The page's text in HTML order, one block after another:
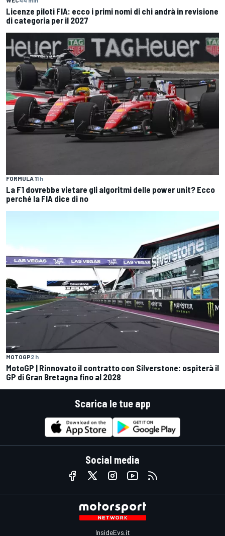
Licenze piloti FIA: ecco i primi nomi di chi andrà in revisione
di categoria per il 2027
FORMULA 11 h
La F1 dovrebbe vietare gli algoritmi delle power unit? Ecco
perché la FIA dice di no
MOTOGP2 h
MotoGP | Rinnovato il contratto con Silverstone: ospiterà il
GP di Gran Bretagna fino al 2028
Scarica le tue app
Social media
InsideEvs.it